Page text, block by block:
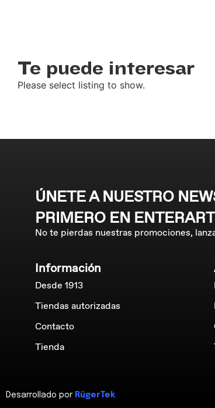
Te puede interesar
Please select listing to show.
ÚNETE A NUESTRO
PRIMERO EN
No te pierdas nuestras promociones,
Información
Desde 1913
Tiendas autorizadas
Contacto
Tienda
Desarrollado por RügerTek